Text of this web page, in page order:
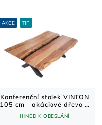
AKCE TIP
Konferenční stolek VINTON
105 cm – akáciové dřevo a
černá podnož
IHNED K ODESLÁNÍ